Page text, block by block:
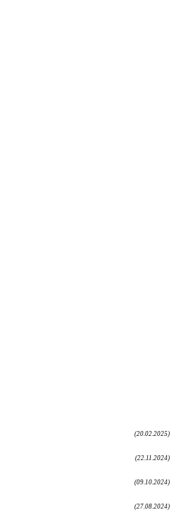
(20.02.2025)
(22.11.2024)
(09.10.2024)
(27.08.2024)